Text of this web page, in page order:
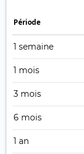
Période
1 semaine
1 mois
3 mois
6 mois
1 an